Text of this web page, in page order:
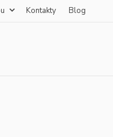
Kontakty Blog